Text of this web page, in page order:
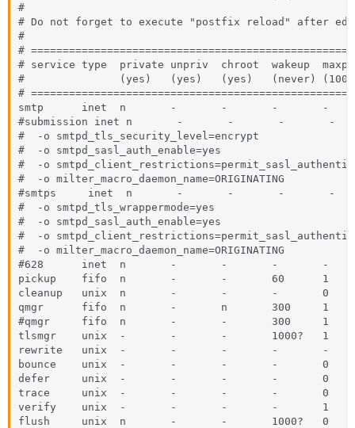
#
# Do not forget to execute "postfix reload" after
#
#
# service type  private unpriv  chroot  wakeup
#               (yes)   (yes)   (yes)   (never) (100)
#
smtp      inet  n       -       -       -       -
#submission inet n       -       -       -       -
#  -o smtpd_tls_security_level=encrypt
#  -o smtpd_sasl_auth_enable=yes
#  -o
#  -o milter_macro_daemon_name=ORIGINATING
#smtps     inet  n       -       -       -       -
#  -o smtpd_tls_wrappermode=yes
#  -o smtpd_sasl_auth_enable=yes
#  -o
#  -o milter_macro_daemon_name=ORIGINATING
#628      inet  n       -       -       -       -
pickup    fifo  n       -       -       60      1
cleanup   unix  n       -       -       -       0
qmgr      fifo  n       -       n       300     1
#qmgr     fifo  n       -       -       300     1
tlsmgr    unix  -       -       -       1000?   1
rewrite   unix  -       -       -       -       -
bounce    unix  -       -       -       -       0
defer     unix  -       -       -       -       0
trace     unix  -       -       -       -       0
verify    unix  -       -       -       -       1
flush     unix  n       -       -       1000?   0